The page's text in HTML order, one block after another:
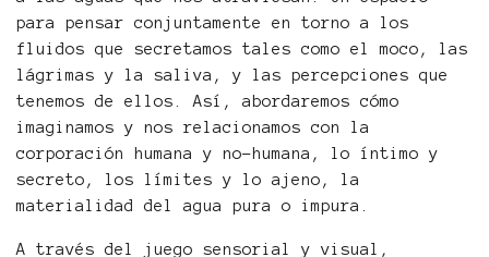
para pensar conjuntamente en torno a los
fluidos que secretamos tales como el moco, las
lágrimas y la saliva, y las percepciones que
tenemos de ellos. Así, abordaremos cómo
imaginamos y nos relacionamos con la
corporación humana y no-humana, lo íntimo y
secreto, los límites y lo ajeno, la
materialidad del agua pura o impura.
A través del juego sensorial y visual,